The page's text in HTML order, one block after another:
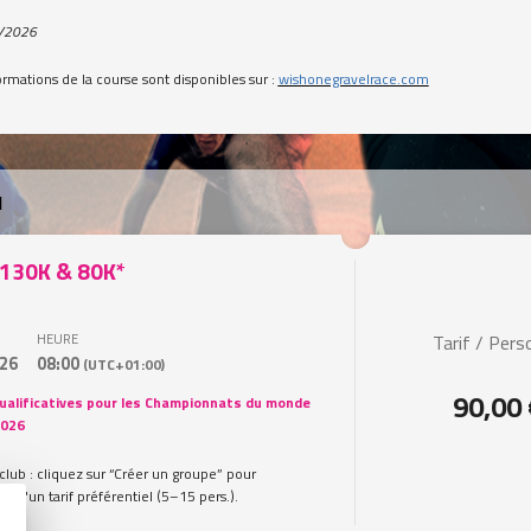
2026
de la course sont disponibles sur : wishonegravelrace.com
& 80K*
HEURE
08:00 (UTC+01:00)
pour les Championnats du monde
: cliquez sur “Créer un groupe” pour
d'un tarif préférentiel (5–15 pers.).
Tarif /
90,00